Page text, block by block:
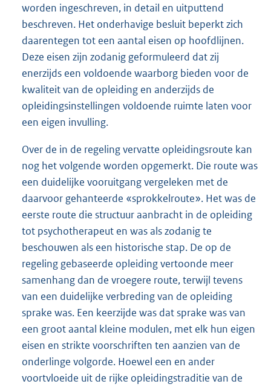
worden ingeschreven, in detail en uitputtend
beschreven. Het onderhavige besluit beperkt zich
daarentegen tot een aantal eisen op hoofdlijnen.
Deze eisen zijn zodanig geformuleerd dat zij
enerzijds een voldoende waarborg bieden voor de
kwaliteit van de opleiding en anderzijds de
opleidingsinstellingen voldoende ruimte laten voor
een eigen invulling.
Over de in de regeling vervatte opleidingsroute kan
nog het volgende worden opgemerkt. Die route was
een duidelijke vooruitgang vergeleken met de
daarvoor gehanteerde «sprokkelroute». Het was de
eerste route die structuur aanbracht in de opleiding
tot psychotherapeut en was als zodanig te
beschouwen als een historische stap. De op de
regeling gebaseerde opleiding vertoonde meer
samenhang dan de vroegere route, terwijl tevens
van een duidelijke verbreding van de opleiding
sprake was. Een keerzijde was dat sprake was van
een groot aantal kleine modulen, met elk hun eigen
eisen en strikte voorschriften ten aanzien van de
onderlinge volgorde. Hoewel een en ander
voortvloeide uit de rijke opleidingstraditie van de